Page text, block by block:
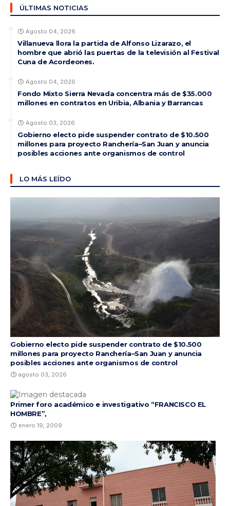
ÚLTIMAS NOTICIAS
Agosto 04, 2026
Villanueva llora la partida de Alfonso Lizarazo, el
hombre que abrió las puertas de la televisión al Festival
Cuna de Acordeones.
Agosto 04, 2026
Fondo Mixto Sierra Nevada concentra más de $35.000
millones en contratos en Uribia, Albania y Barrancas
Agosto 03, 2026
Gobierno electo pide suspender contrato de $10.500
millones para proyecto Ranchería–San Juan y anuncia
posibles acciones ante organismos de control
LO MÁS LEÍDO
Gobierno electo pide suspender contrato de $10.500
millones para proyecto Ranchería–San Juan y anuncia
posibles acciones ante organismos de control
agosto 03, 2026
Primer foro académico e investigativo “FRANCISCO EL
HOMBRE”,
enero 19, 2009